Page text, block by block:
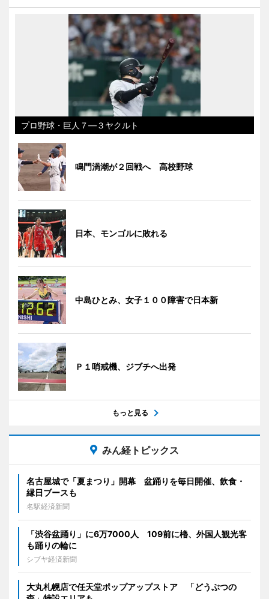
プロ野球・巨人７―３ヤクルト
鳴門渦潮が２回戦へ 高校野球
日本、モンゴルに敗れる
中島ひとみ、女子１００障害で日本新
Ｐ１哨戒機、ジブチへ出発
もっと見る
みん経トピックス
名古屋城で「夏まつり」開幕 盆踊りを毎日開催、飲食・
縁日ブースも
名駅経済新聞
「渋谷盆踊り」に6万7000人 109前に櫓、外国人観光客
も踊りの輪に
シブヤ経済新聞
大丸札幌店で任天堂ポップアップストア 「どうぶつの